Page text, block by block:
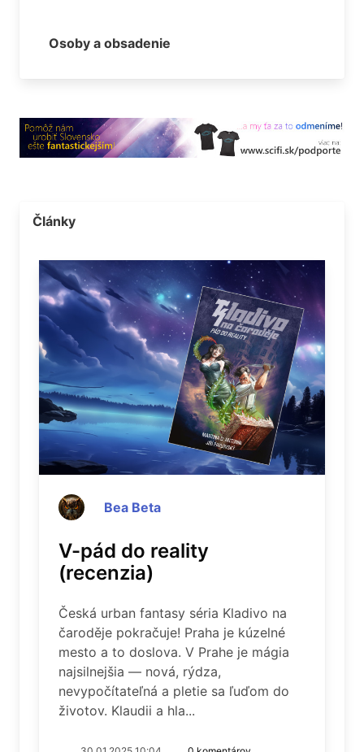
Osoby a obsadenie
Články
Bea Beta
V-pád do reality
(recenzia)
Česká urban fantasy séria Kladivo na
čaroděje pokračuje! Praha je kúzelné
mesto a to doslova. V Prahe je mágia
najsilnejšia — nová, rýdza,
nevypočítateľná a pletie sa ľuďom do
životov. Klaudii a hla...